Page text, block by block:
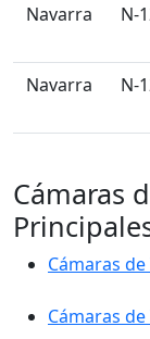
󠁭󠁶󠁳󠁣󠁿 Navarra
N-
󠁭󠁶󠁳󠁣󠁿 Navarra
N-
Cámaras
Cámaras
Cámaras